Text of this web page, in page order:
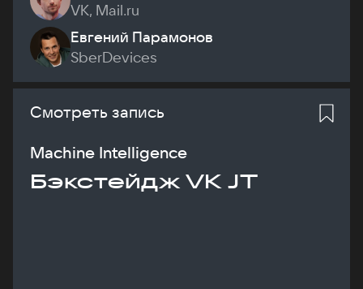
VK, Mail.ru
Евгений Парамонов
SberDevices
Смотреть запись
Machine Intelligence
Бэкстейдж VK JT